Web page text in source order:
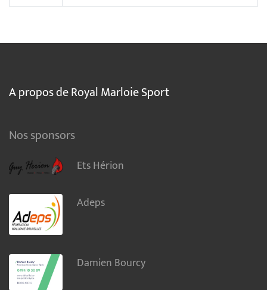
A propos de Royal Marloie Sport
Nos sponsors
Ets Hérion
Adeps
Damien Bourcy